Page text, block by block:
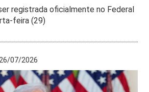
registrada oficialmente no Federal
feira (29)
07/2026